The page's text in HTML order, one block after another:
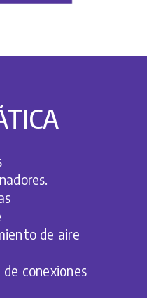
de aire
conexiones